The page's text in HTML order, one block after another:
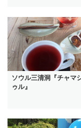
ソウル三清洞『チャマ
ゥル』